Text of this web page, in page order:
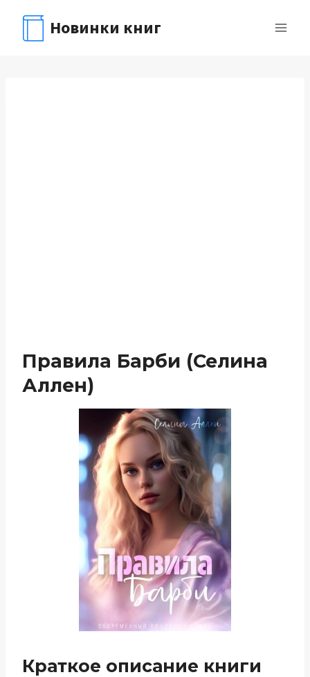
содержимому
Новинки книг
Правила Барби (Селина
Аллен)
Краткое описание книги